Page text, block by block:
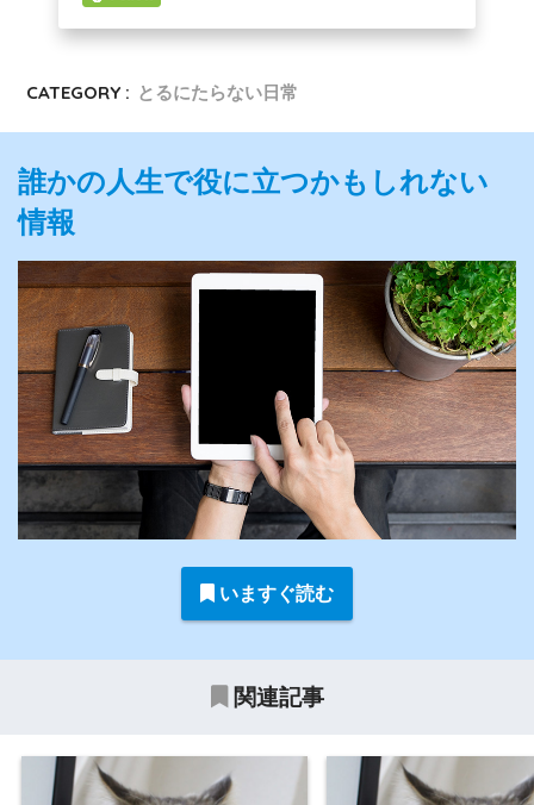
CATEGORY : とるにたらない日常
誰かの人生で役に立つかもしれない
情報
いますぐ読む
関連記事